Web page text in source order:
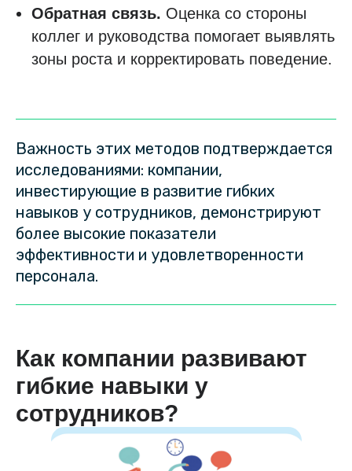
Обратная связь. Оценка со стороны
коллег и руководства помогает выявлять
зоны роста и корректировать поведение.
Важность этих методов подтверждается
исследованиями: компании,
инвестирующие в развитие гибких
навыков у сотрудников, демонстрируют
более высокие показатели
эффективности и удовлетворенности
персонала.
Как компании развивают
гибкие навыки у
сотрудников?